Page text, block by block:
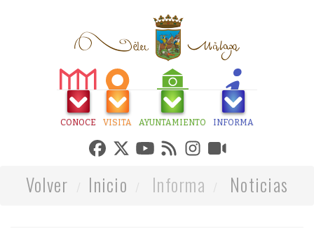
CONOCE VISITA AYUNTAMIENTO INFORMA
Volver Inicio Informa Noticias